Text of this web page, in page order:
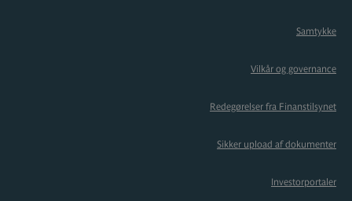
Samtykke
Vilkår og governance
Redegørelser fra Finanstilsynet
Sikker upload af dokumenter
Investorportaler